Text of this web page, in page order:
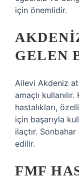
için önemlidir.
GELEN
Ailevi Akdeniz
amaçlı
hastalıkları,
için başarıyla
ilaçtır.
edilir.
FMF